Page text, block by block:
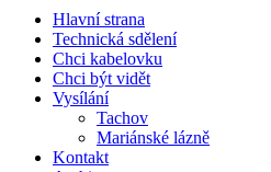
Hlavní strana
Technická sdělení
Chci kabelovku
Chci být vidět
Vysílání
Tachov
Mariánské lázně
Kontakt